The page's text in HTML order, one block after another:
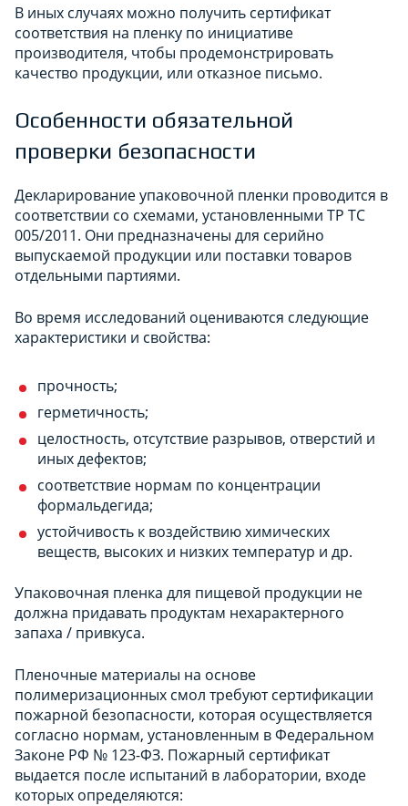
В иных случаях можно получить сертификат
соответствия на пленку по инициативе
производителя, чтобы продемонстрировать
качество продукции, или отказное письмо.
Особенности обязательной
проверки безопасности
Декларирование упаковочной пленки проводится в
соответствии со схемами, установленными ТР ТС
005/2011. Они предназначены для серийно
выпускаемой продукции или поставки товаров
отдельными партиями.
Во время исследований оцениваются следующие
характеристики и свойства:
прочность;
герметичность;
целостность, отсутствие разрывов, отверстий и
иных дефектов;
соответствие нормам по концентрации
формальдегида;
устойчивость к воздействию химических
веществ, высоких и низких температур и др.
Упаковочная пленка для пищевой продукции не
должна придавать продуктам нехарактерного
запаха / привкуса.
Пленочные материалы на основе
полимеризационных смол требуют сертификации
пожарной безопасности, которая осуществляется
согласно нормам, установленным в Федеральном
Законе РФ № 123-ФЗ. Пожарный сертификат
выдается после испытаний в лаборатории, входе
которых определяются: